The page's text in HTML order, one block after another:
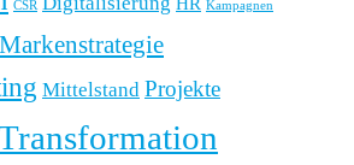
CSR Kampagnen
Markenstrategie
Mittelstand Projekte